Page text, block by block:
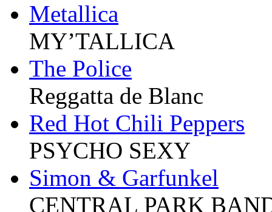
Metallica
MY’TALLICA
The Police
Reggatta de Blanc
Red Hot Chili Peppers
PSYCHO SEXY
Simon & Garfunkel
CENTRAL PARK